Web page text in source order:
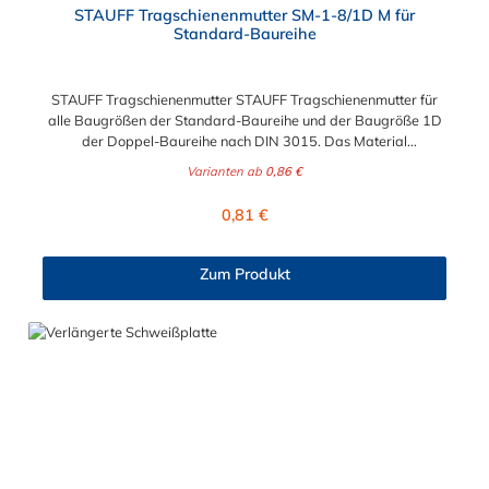
STAUFF Tragschienenmutter SM-1-8/1D M für
Standard-Baureihe
STAUFF Tragschienenmutter STAUFF Tragschienenmutter für
alle Baugrößen der Standard-Baureihe und der Baugröße 1D
der Doppel-Baureihe nach DIN 3015. Das Material
und Edelstahl (V2A/ V4A) wählbar.
Varianten ab 0,86 €
Regulärer Preis:
0,81 €
Zum Produkt